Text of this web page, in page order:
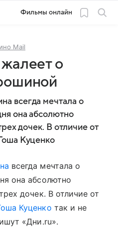
Фильмы онлайн
Mail
о
всегда мечтала о
она абсолютно
дочек. В отличие от
Куценко
всегда мечтала о
она абсолютно
дочек. В отличие от
Куценко так и не
«Дни.ru».